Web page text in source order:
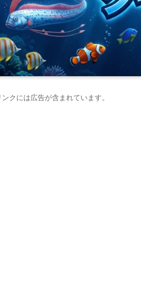
クには広告が含まれています。